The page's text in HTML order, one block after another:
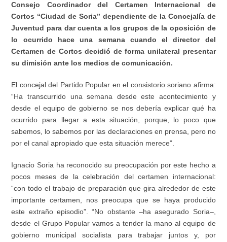
Consejo Coordinador del Certamen Internacional de
Cortos “Ciudad de Soria” dependiente de la Concejalía de
Juventud para dar cuenta a los grupos de la oposición de
lo ocurrido hace una semana cuando el director del
Certamen de Cortos decidió de forma unilateral presentar
su dimisión ante los medios de comunicación.
El concejal del Partido Popular en el consistorio soriano afirma:
“Ha transcurrido una semana desde este acontecimiento y
desde el equipo de gobierno se nos debería explicar qué ha
ocurrido para llegar a esta situación, porque, lo poco que
sabemos, lo sabemos por las declaraciones en prensa, pero no
por el canal apropiado que esta situación merece”.
Ignacio Soria ha reconocido su preocupación por este hecho a
pocos meses de la celebración del certamen internacional:
“con todo el trabajo de preparación que gira alrededor de este
importante certamen, nos preocupa que se haya producido
este extraño episodio”. “No obstante –ha asegurado Soria–,
desde el Grupo Popular vamos a tender la mano al equipo de
gobierno municipal socialista para trabajar juntos y, por